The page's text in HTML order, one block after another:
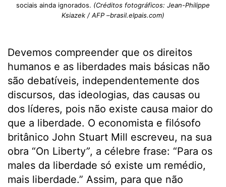
sociais ainda ignorados. (Créditos fotográficos: Jean-Philippe
Ksiazek / AFP –brasil.elpais.com)
Devemos compreender que os direitos
humanos e as liberdades mais básicas não
são debatíveis, independentemente dos
discursos, das ideologias, das causas ou
dos líderes, pois não existe causa maior do
que a liberdade. O economista e filósofo
britânico John Stuart Mill escreveu, na sua
obra “On Liberty”, a célebre frase: “Para os
males da liberdade só existe um remédio,
mais liberdade.” Assim, para que não